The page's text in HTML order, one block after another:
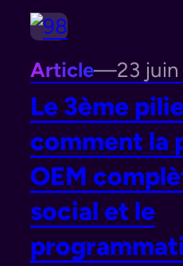
Article—23
Le 3ème
comment la
OEM
social et le